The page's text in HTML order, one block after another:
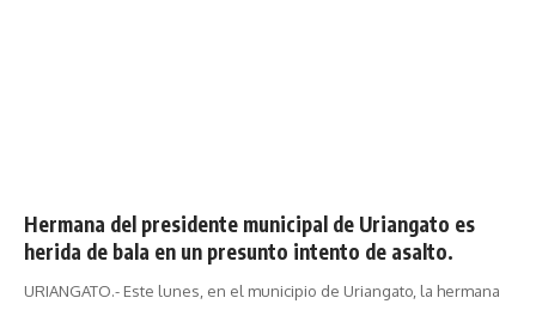
Hermana del presidente municipal de Uriangato es
herida de bala en un presunto intento de asalto.
URIANGATO.- Este lunes, en el municipio de Uriangato, la hermana